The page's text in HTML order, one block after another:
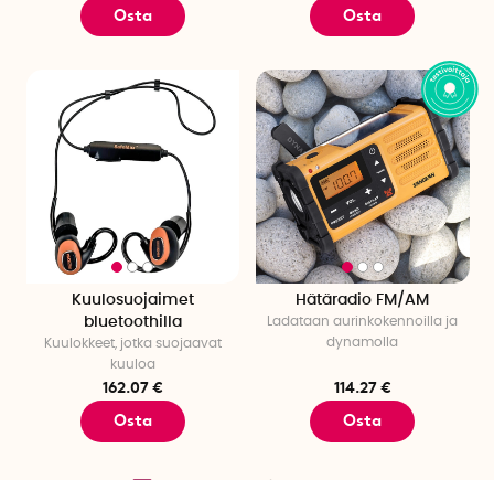
Osta Osta
Kuulosuojaimet
bluetoothilla
Kuulokkeet, jotka suojaavat
kuuloa
162.07 €
Osta
Hätäradio FM/AM
Ladataan aurinkokennoilla ja
dynamolla
114.27 €
Osta